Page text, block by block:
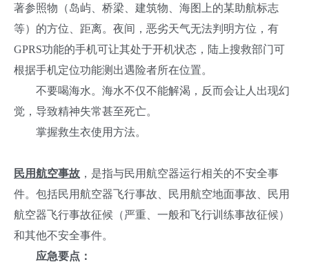
著参照物（岛屿、桥梁、建筑物、海图上的某助航标志
等）的方位、距离。夜间，恶劣天气无法判明方位，有
GPRS功能的手机可让其处于开机状态，陆上搜救部门可
根据手机定位功能测出遇险者所在位置。
不要喝海水。海水不仅不能解渴，反而会让人出现幻
觉，导致精神失常甚至死亡。
掌握救生衣使用方法。
民用航空事故 ，是指与民用航空器运行相关的不安全事
件。包括民用航空器飞行事故、民用航空地面事故、民用
航空器飞行事故征候（严重、一般和飞行训练事故征候）
和其他不安全事件。
应急要点：